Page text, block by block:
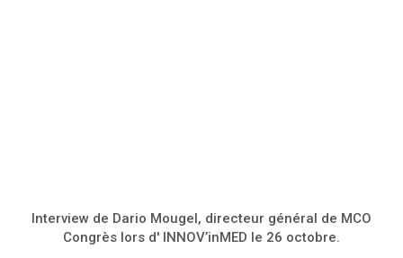
Interview de Dario Mougel, directeur général de MCO
Congrès lors d' INNOV’inMED le 26 octobre.